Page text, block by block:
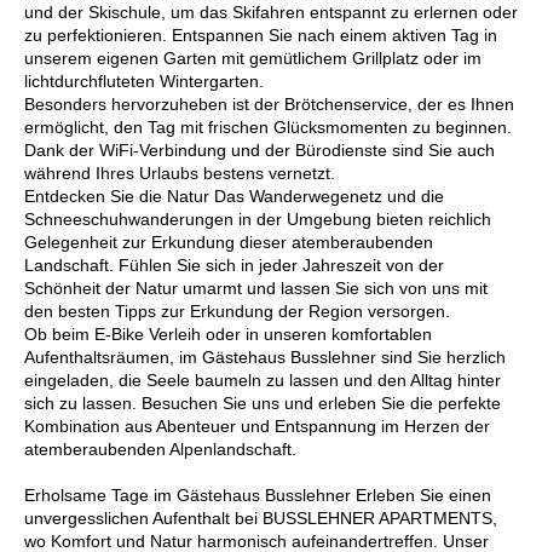
und der Skischule, um das Skifahren entspannt zu erlernen oder
zu perfektionieren. Entspannen Sie nach einem aktiven Tag in
unserem eigenen Garten mit gemütlichem Grillplatz oder im
lichtdurchfluteten Wintergarten.
Besonders hervorzuheben ist der Brötchenservice, der es Ihnen
ermöglicht, den Tag mit frischen Glücksmomenten zu beginnen.
Dank der WiFi-Verbindung und der Bürodienste sind Sie auch
während Ihres Urlaubs bestens vernetzt.
Entdecken Sie die Natur Das Wanderwegenetz und die
Schneeschuhwanderungen in der Umgebung bieten reichlich
Gelegenheit zur Erkundung dieser atemberaubenden
Landschaft. Fühlen Sie sich in jeder Jahreszeit von der
Schönheit der Natur umarmt und lassen Sie sich von uns mit
den besten Tipps zur Erkundung der Region versorgen.
Ob beim E-Bike Verleih oder in unseren komfortablen
Aufenthaltsräumen, im Gästehaus Busslehner sind Sie herzlich
eingeladen, die Seele baumeln zu lassen und den Alltag hinter
sich zu lassen. Besuchen Sie uns und erleben Sie die perfekte
Kombination aus Abenteuer und Entspannung im Herzen der
atemberaubenden Alpenlandschaft.
Erholsame Tage im Gästehaus Busslehner Erleben Sie einen
unvergesslichen Aufenthalt bei BUSSLEHNER APARTMENTS,
wo Komfort und Natur harmonisch aufeinandertreffen. Unser